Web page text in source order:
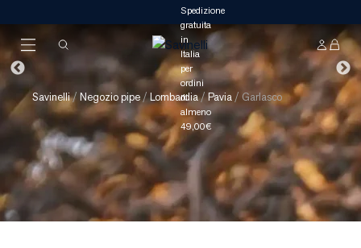
Savinelli/ Negozio pipe/Lombardia/Pavia / Garlasco